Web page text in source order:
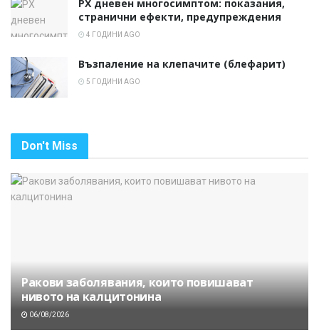
PX дневен многосимптом: показания,
странични ефекти, предупреждения
4 ГОДИНИ AGO
Възпаление на клепачите (блефарит)
5 ГОДИНИ AGO
Don't Miss
Ракови заболявания, които повишават
нивото на калцитонина
06/08/2026